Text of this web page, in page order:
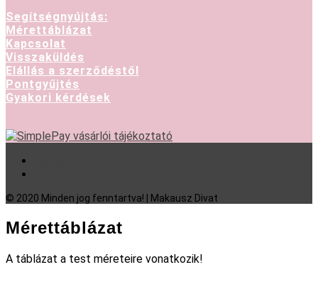
Segítségnyújtás:
Mérettáblázat
Kapcsolat
Visszaküldés
Elállás a szerződéstől
Pontgyűjtés
Gyakori kérdések
© 2020 Minden jog fenntartva! | Makausz Divat
Mérettáblázat
A táblázat a test méreteire vonatkozik!